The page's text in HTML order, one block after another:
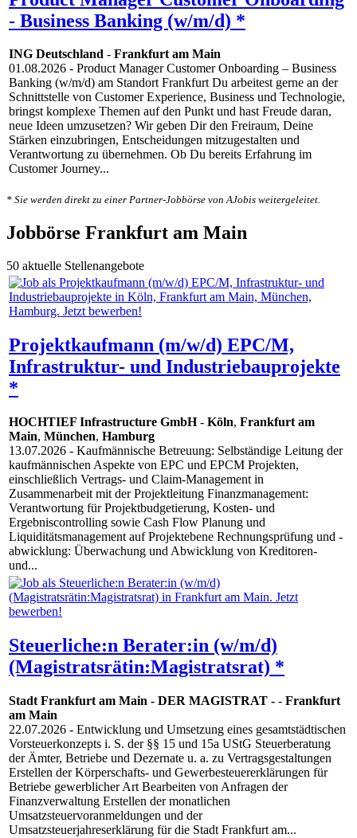
- Business Banking (w/m/d) *
ING Deutschland - Frankfurt am Main
01.08.2026 - Product Manager Customer Onboarding – Business
Banking (w/m/d) am Standort Frankfurt Du arbeitest gerne an der
Schnittstelle von Customer Experience, Business und Technologie,
bringst komplexe Themen auf den Punkt und hast Freude daran,
neue Ideen umzusetzen? Wir geben Dir den Freiraum, Deine
Stärken einzubringen, Entscheidungen mitzugestalten und
Verantwortung zu übernehmen. Ob Du bereits Erfahrung im
Customer Journey...
* Sie werden direkt zu einer Partner-Jobbörse von AJobis weitergeleitet.
Jobbörse Frankfurt am Main
50 aktuelle Stellenangebote
Projektkaufmann (m/w/d) EPC/M,
Infrastruktur- und Industriebauprojekte
*
HOCHTIEF Infrastructure GmbH- Köln, Frankfurt am
Main, München, Hamburg
13.07.2026 - Kaufmännische Betreuung: Selbständige Leitung der
kaufmännischen Aspekte von EPC und EPCM Projekten,
einschließlich Vertrags- und Claim-Management in
Zusammenarbeit mit der Projektleitung Finanzmanagement:
Verantwortung für Projektbudgetierung, Kosten- und
Ergebniscontrolling sowie Cash Flow Planung und
Liquiditätsmanagement auf Projektebene Rechnungsprüfung und -
abwicklung: Überwachung und Abwicklung von Kreditoren-
und...
Steuerliche:n Berater:in (w/m/d)
(Magistratsrätin:Magistratsrat) *
Stadt Frankfurt am Main - DER MAGISTRAT - - Frankfurt
am Main
22.07.2026 - Entwicklung und Umsetzung eines gesamtstädtischen
Vorsteuerkonzepts i. S. der §§ 15 und 15a UStG Steuerberatung
der Ämter, Betriebe und Dezernate u. a. zu Vertragsgestaltungen
Erstellen der Körperschafts- und Gewerbesteuererklärungen für
Betriebe gewerblicher Art Bearbeiten von Anfragen der
Finanzverwaltung Erstellen der monatlichen
Umsatzsteuervoranmeldungen und der
Umsatzsteuerjahreserklärung für die Stadt Frankfurt am...